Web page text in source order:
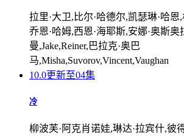
拉里·大卫,比尔·哈德尔,凯瑟琳·哈恩
乔恩·哈姆,西恩·海耶斯,安娜·奥斯奥
曼,Jake,Reiner,巴拉克·奥巴
马,Misha,Suvorov,Vincent,Vaughan
10.0更新至04集
冷
柳波芙·阿克肖诺娃,琳达·拉宾什,彼